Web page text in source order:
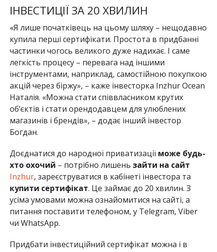
ІНВЕСТИЦІЇ ЗА 20 ХВИЛИН
«Я лише початківець на цьому шляху – нещодавно
купила перші сертифікати. Простота в придбанні
частинки чогось великого дуже надихає. І саме
легкість процесу – перевага над іншими
інструментами, наприклад, самостійною покупкою
акцій через біржу», – каже інвесторка Inzhur Ocean
Наталія. «Можна стати співвласником крутих
обʼєктів і стати орендодавцем для улюблених
магазинів і брендів», – додає інший інвестор
Богдан.
Доєднатися до народної приватизації може будь-
хто охочий – потрібно лишень зайти на сайт
Inzhur, зареєструватися в кабінеті інвестора та
купити сертифікат. Це займає до 20 хвилин. З
усіма умовами можна ознайомитися на сайті, а
питання поставити телефоном, у Telegram, Viber
чи WhatsApp.
Придбати інвестиційний сертифікат можна і в